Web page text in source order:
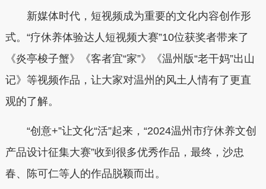
新媒体时代，短视频成为重要的文化内容创作形
式。“疗休养体验达人短视频大赛”10位获奖者带来了
《炎亭梭子蟹》《客者宜“家”》《温州版“老干妈”出山
记》等视频作品，让大家对温州的风土人情有了更直
观的了解。
“创意+”让文化“活”起来，“2024温州市疗休养文创
产品设计征集大赛”收到很多优秀作品，最终，沙忠
春、陈可仁等人的作品脱颖而出。